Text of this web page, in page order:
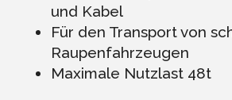
und Kabel
Für den Transport von
Raupenfahrzeugen
Maximale Nutzlast 48t